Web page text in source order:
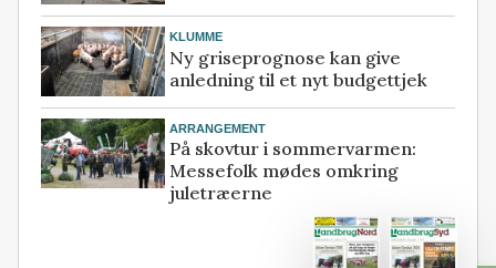
KLUMME
Ny griseprognose kan give
anledning til et nyt budgettjek
ARRANGEMENT
På skovtur i sommervarmen:
Messefolk mødes omkring
juletræerne